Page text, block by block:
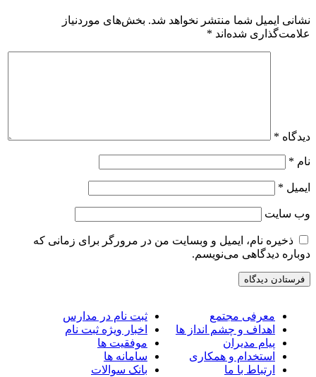
ایمیل شما منتشر نخواهد شد. بخش‌های موردنیاز
شده‌اند*
*
*
*
سایت
ذخیره نام، ایمیل و وبسایت من در مرورگر برای زمانی که
دیدگاهی می‌نویسم.
معرفی مجتمع
اهداف و چشم انداز ها
پیام مدیران
استخدام و همکاری
ارتباط با ما
ثبت نام در مدارس
اخبار ویژه ثبت نام
موفقیت ها
سامانه ها
بانک سوالات